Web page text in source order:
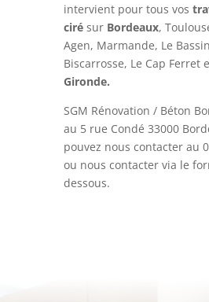
intervient pour tous vos
cirésur Bordeaux,
Agen, Marmande, Le
Biscarrosse, Le Cap Ferret
Gironde.
SGM Rénovation / Béton
au 5 rue Condé 33000
pouvez nous contacter au
ou nous contacter via le
dessous.